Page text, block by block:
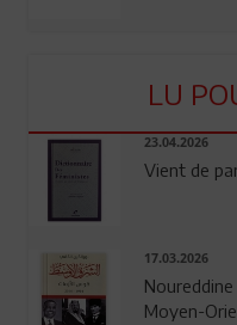
LU
23.04.2026
Vient de
17.03.2026
Moyen-